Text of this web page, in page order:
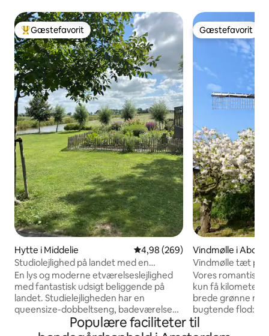
Bedste gæstefavorit
Gæstefavorit
Hytte i Middelie 4,98 ud af 5 i gennemsnitlig
4,98 (269)
Studiolejlighed på landet med en
fantastisk udsigt
En lys og moderne etværelseslejlighed
med fantastisk udsigt beliggende på
landet. Studielejligheden har en
queensize-dobbeltseng, badeværelse
og separat toilet. Aircondition. Den er
indrettet med moderne kunst og
Gæstefavorit
Gæstefavorit
Vindmølle i
Vindmølle tæt på
Vores romantiske
kun få kilometer
brede grønne
bugtende flod:
A'dam.med bil,
hele vindmøllen for dig selv. Tre etager,
Populære faciliteter til